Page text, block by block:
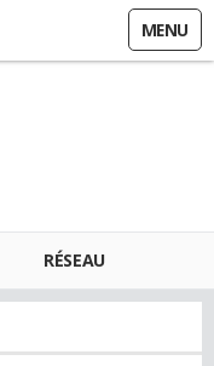
MENU
RÉSEAU